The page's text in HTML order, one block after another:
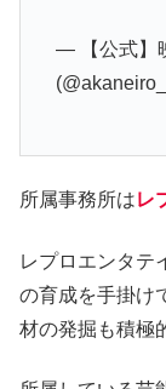
— 【公式】
所属事務所はレ
レプロエンタテ
の育成を手掛け
材の発掘も積極